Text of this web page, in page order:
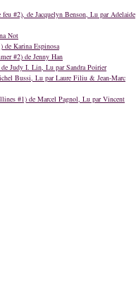
#2), de Jacquelyn Benson, Lu par Adelaide
Not
de Karina Espinosa
#2) de Jenny Han
Judy I. Lin, Lu par Sandra Poirier
Bussi, Lu par Laure Filiu & Jean-Marc
#1) de Marcel Pagnol, Lu par Vincent